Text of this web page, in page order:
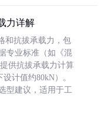
力详解
和抗拔承载力，包
专业标准（如《混
供抗拔承载力计算
计值约80kN）。
型建议，适用于工